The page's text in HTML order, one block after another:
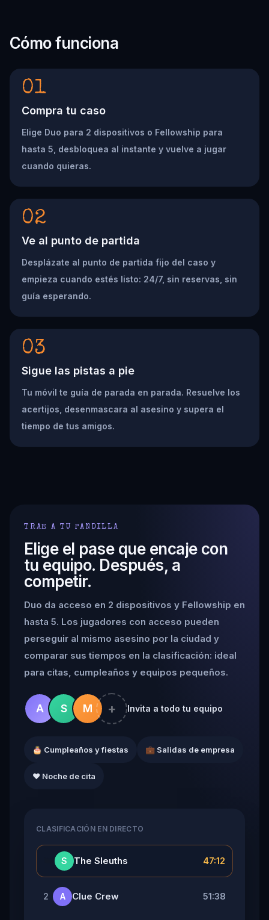
Cómo funciona
01
Compra tu caso
Elige Duo para 2 dispositivos o Fellowship para
hasta 5, desbloquea al instante y vuelve a jugar
cuando quieras.
02
Ve al punto de partida
Desplázate al punto de partida fijo del caso y
empieza cuando estés listo: 24/7, sin reservas, sin
guía esperando.
03
Sigue las pistas a pie
Tu móvil te guía de parada en parada. Resuelve los
acertijos, desenmascara al asesino y supera el
tiempo de tus amigos.
TRAE A TU PANDILLA
Elige el pase que encaje con
tu equipo. Después, a
competir.
Duo da acceso en 2 dispositivos y Fellowship en
hasta 5. Los jugadores con acceso pueden
perseguir al mismo asesino por la ciudad y
comparar sus tiempos en la clasificación: ideal
para citas, cumpleaños y equipos pequeños.
A S M + Invita a todo tu equipo
🎂 Cumpleaños y fiestas 💼 Salidas de empresa
❤️ Noche de cita
CLASIFICACIÓN EN DIRECTO
S The Sleuths 47:12
2 A Clue Crew 51:38